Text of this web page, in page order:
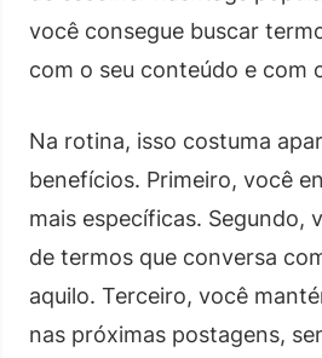
você consegue buscar
com o seu conteúdo e com
Na rotina, isso costuma
benefícios. Primeiro, você
mais específicas. Segundo,
de termos que conversa
aquilo. Terceiro, você
nas próximas postagens,